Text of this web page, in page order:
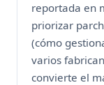
reportada en
priorizar
(cómo
varios
convierte el